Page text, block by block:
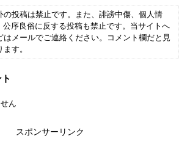
の投稿は禁止です。また、誹謗中傷、個人情
公序良俗に反する投稿も禁止です。当サイトへ
はメールでご連絡ください。コメント欄だと見
す。
ん
スポンサーリンク